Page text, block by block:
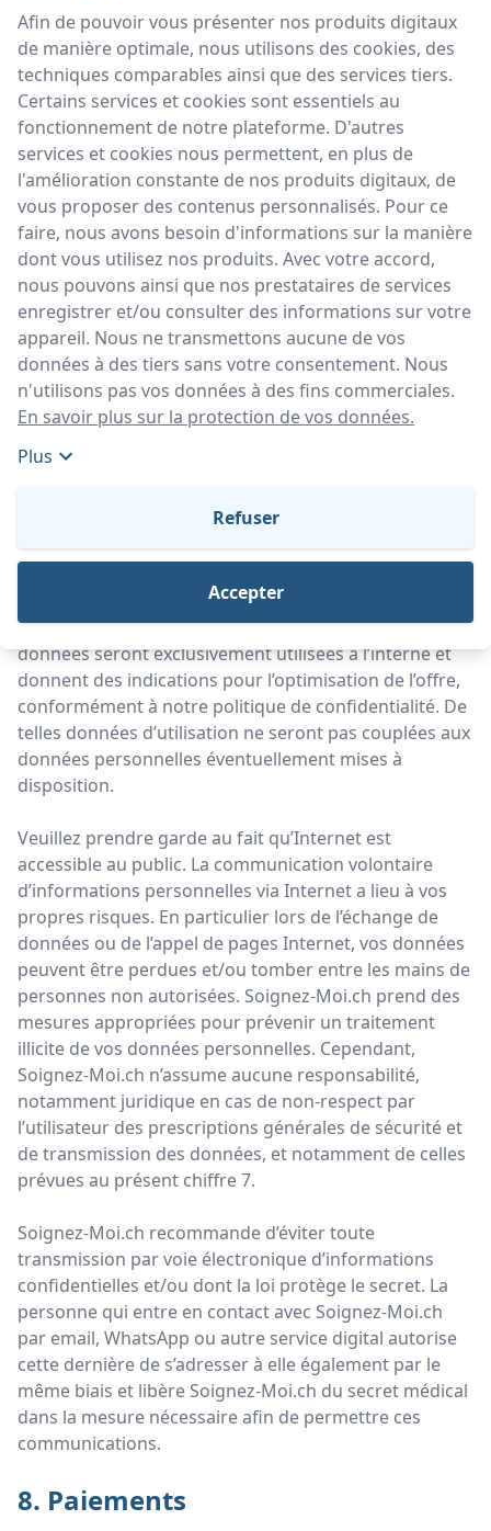
plateforme, des services ou du contenu dont l'accès
est restreint à disposition de tiers ; (iv) d'utiliser le la
plateforme, ses contenus ou services à des fins
commerciales et/ou professionnelles ou dans le but de
créer un service concurrent.
7. Protection et sécurité des
données
Soignez-Moi.ch a pris des mesures organisationnelles
et techniques pour garantir la sécurité et la protection
des données et elle s’engage à respecter la législation
suisse sur la protection des données.
Elle a édicté une politique de confidentialité qui peut
être consultée sur son site web.
En principe, toute personne peut visiter le site web / la
personnelles. Le serveur web enregistre uniquement
les données d’utilisation sous forme de fichiers log qui
dernière page visitée, le navigateur utilisé, la date et
l’heure de la visite ainsi que le fichier demandé. Ces
données seront exclusivement utilisées à l’interne et
donnent des indications pour l’optimisation de l’offre,
conformément à notre politique de confidentialité. De
telles données d’utilisation ne seront pas couplées aux
données personnelles éventuellement mises à
disposition.
Veuillez prendre garde au fait qu’Internet est
accessible au public. La communication volontaire
d’informations personnelles via Internet a lieu à vos
propres risques. En particulier lors de l’échange de
données ou de l’appel de pages Internet, vos données
peuvent être perdues et/ou tomber entre les mains de
personnes non autorisées. Soignez-Moi.ch prend des
mesures appropriées pour prévenir un traitement
illicite de vos données personnelles. Cependant,
Soignez-Moi.ch n’assume aucune responsabilité,
notamment juridique en cas de non-respect par
l’utilisateur des prescriptions générales de sécurité et
de transmission des données, et notamment de celles
prévues au présent chiffre 7.
Soignez-Moi.ch recommande d’éviter toute
transmission par voie électronique d’informations
confidentielles et/ou dont la loi protège le secret. La
personne qui entre en contact avec Soignez-Moi.ch
par email, WhatsApp ou autre service digital autorise
cette dernière de s’adresser à elle également par le
même biais et libère Soignez-Moi.ch du secret médical
dans la mesure nécessaire afin de permettre ces
communications.
8. Paiements
Afin de pouvoir vous présenter nos produits digitaux
de manière optimale, nous utilisons des cookies, des
techniques comparables ainsi que des services tiers.
Certains services et cookies sont essentiels au
fonctionnement de notre plateforme. D'autres
services et cookies nous permettent, en plus de
l'amélioration constante de nos produits digitaux, de
vous proposer des contenus personnalisés. Pour ce
faire, nous avons besoin d'informations sur la manière
dont vous utilisez nos produits. Avec votre accord,
nous pouvons ainsi que nos prestataires de services
enregistrer et/ou consulter des informations sur votre
appareil. Nous ne transmettons aucune de vos
données à des tiers sans votre consentement. Nous
n'utilisons pas vos données à des fins commerciales.
En savoir plus sur la protection de vos données.
Plus
Refuser
Accepter